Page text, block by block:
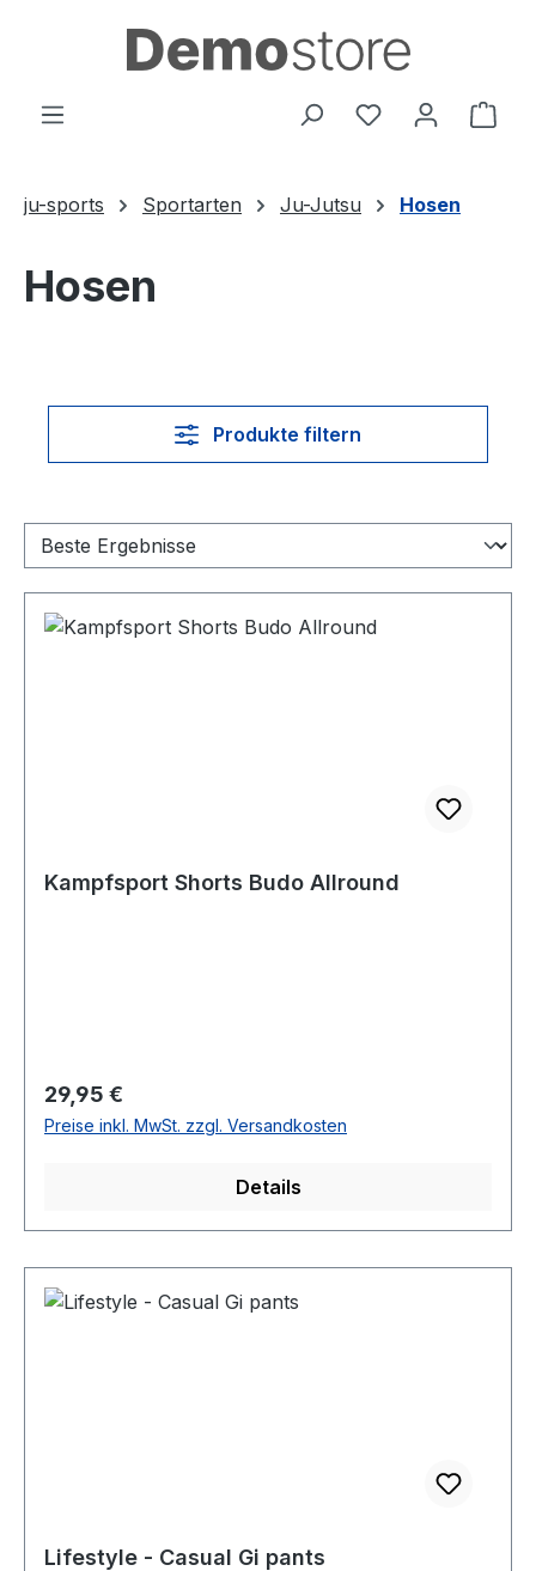
Zum Hauptinhalt springen
Du hast 0
ju-sports Sportarten Ju-Jutsu Hosen
Hosen
Produkte filtern
Kampfsport Shorts Budo Allround
Regulärer Preis:
29,95 €
Preise inkl. MwSt. zzgl. Versandkosten
Details
Lifestyle - Casual Gi pants